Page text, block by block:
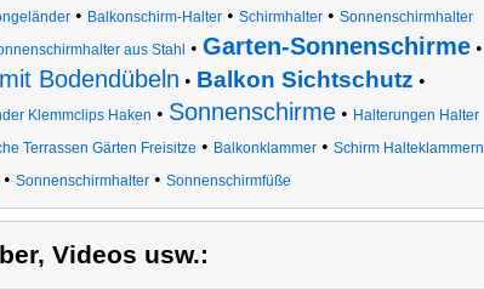
• Balkonschirm-Halter • Schirmhalter • Sonnenschirmhalter
aus Stahl • Garten-Sonnenschirme •
Bodendübeln • Balkon Sichtschutz •
Klemmclips Haken • Sonnenschirme• Halterungen Halter
Terrassen Gärten Freisitze • Balkonklammer • Schirm Halteklammern
• Sonnenschirmhalter • Sonnenschirmfüße
Videos usw.: